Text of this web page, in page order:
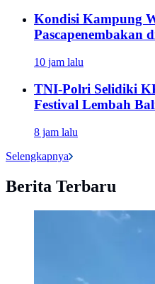
Kondisi Kampung
Pascapenembakan
10 jam lalu
TNI-Polri Selidiki
Festival Lembah
8 jam lalu
Selengkapnya
Berita Terbaru